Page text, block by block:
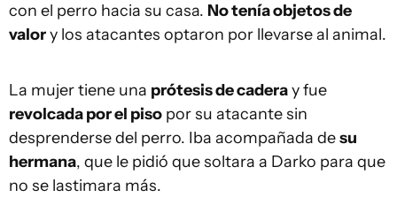
con el perro hacia su casa. No tenía objetos de
valory los atacantes optaron por llevarse al animal.
La mujer tiene una prótesis de caderay fue
revolcada por el piso por su atacante sin
desprenderse del perro. Iba acompañada desu
hermana, que le pidió que soltara a Darko para que
no se lastimara más.